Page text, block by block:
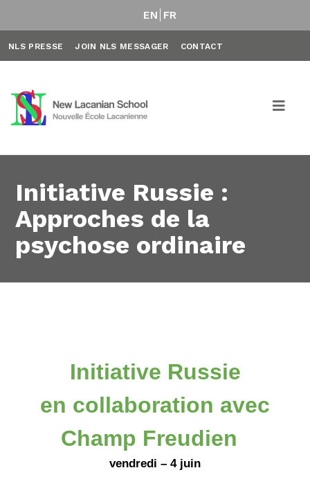
EN FR
NLS PRESSE JOIN NLS MESSAGER CONTACT
Initiative Russie :
Approches de la
psychose ordinaire
Initiative Russie
en collaboration avec
Champ Freudien
vendredi – 4 juin